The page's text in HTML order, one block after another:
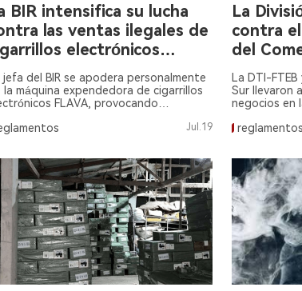
BIR intensifica su lucha
las ventas ilegales de
electrónicos
jefa del BIR se apodera personalmente
la máquina expendedora de cigarrillos
FLAVA, provocando
ilegales cerca de instalaciones
Jul.19
La
contra
del
Policía
ilegales
millones
La DTI-
Sur llevaron
negocios en
en productos
reglamentos